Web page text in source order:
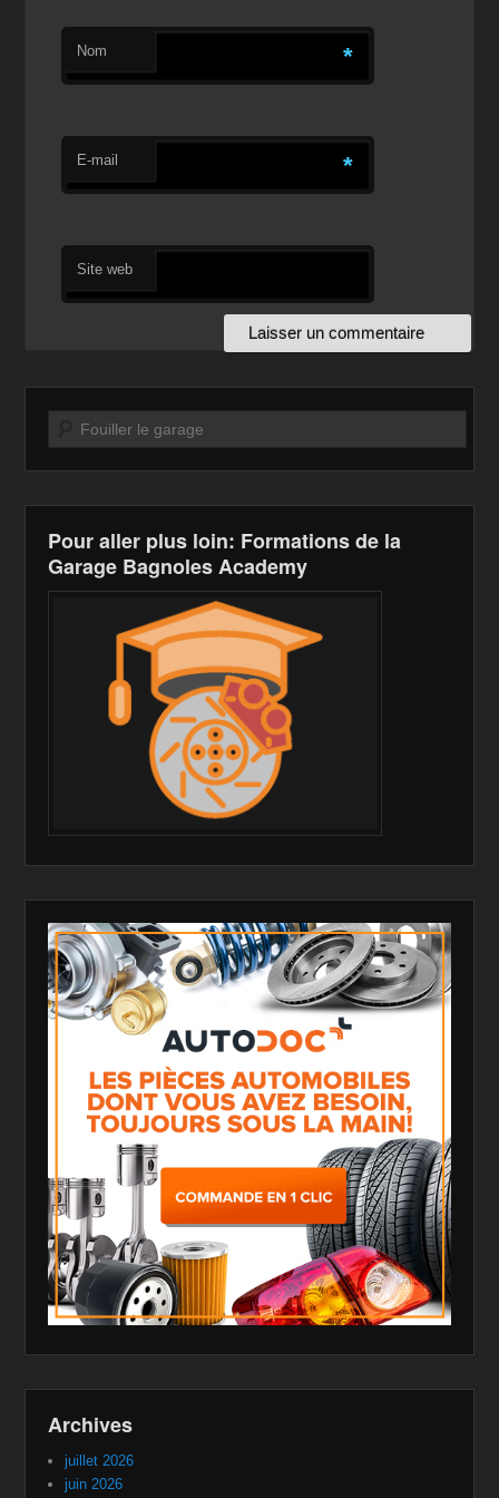
Nom *
E-mail *
Site web
Recherche
Pour aller plus loin: Formations de la
Garage Bagnoles Academy
Archives
juillet 2026
juin 2026